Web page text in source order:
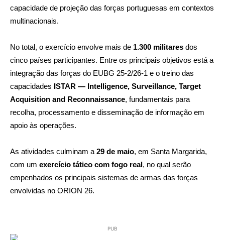
capacidade de projeção das forças portuguesas em contextos
multinacionais.
No total, o exercício envolve mais de 1.300 militares dos
cinco países participantes. Entre os principais objetivos está a
integração das forças do EUBG 25‑2/26‑1 e o treino das
capacidades ISTAR — Intelligence, Surveillance, Target
Acquisition and Reconnaissance, fundamentais para
recolha, processamento e disseminação de informação em
apoio às operações.
As atividades culminam a 29 de maio, em Santa Margarida,
com um exercício tático com fogo real, no qual serão
empenhados os principais sistemas de armas das forças
envolvidas no ORION 26.
PUB